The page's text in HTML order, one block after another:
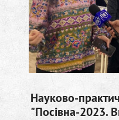
Науково-
"Посівна-2023.